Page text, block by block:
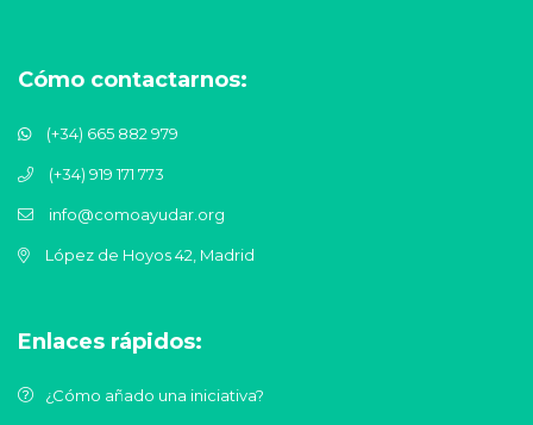
Cómo contactarnos:
(+34) 665 882 979
(+34) 919 171 773
info@comoayudar.org
López de Hoyos 42, Madrid
Enlaces rápidos:
¿Cómo añado una iniciativa?